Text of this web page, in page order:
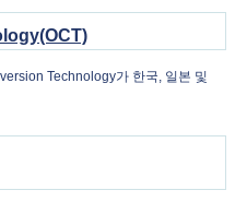
(OCT)
Technology가 한국, 일본 및